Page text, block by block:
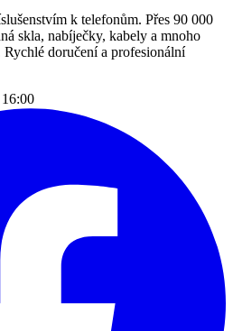
k telefonům. Přes 90 000
skla, nabíječky, kabely a mnoho
doručení a profesionální